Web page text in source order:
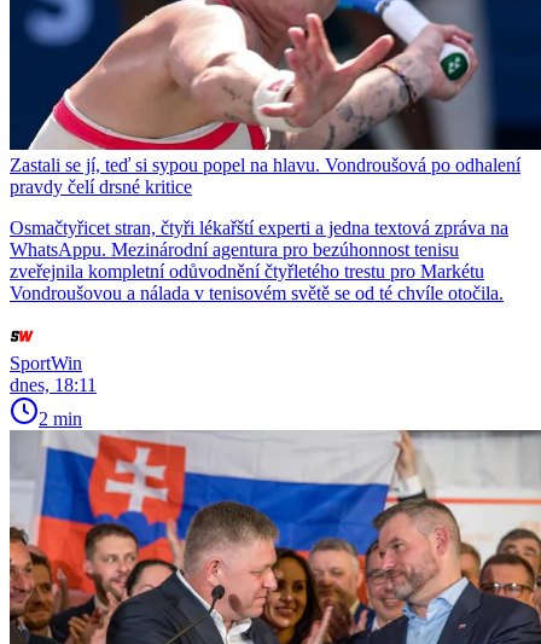
Zastali se jí, teď si sypou popel na hlavu. Vondroušová po odhalení
pravdy čelí drsné kritice
Osmačtyřicet stran, čtyři lékařští experti a jedna textová zpráva na
WhatsAppu. Mezinárodní agentura pro bezúhonnost tenisu
zveřejnila kompletní odůvodnění čtyřletého trestu pro Markétu
Vondroušovou a nálada v tenisovém světě se od té chvíle otočila.
SportWin
dnes, 18:11
2 min